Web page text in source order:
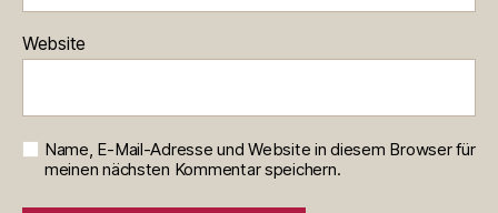
Website
Name, E-Mail-Adresse und Website in diesem Browser für
meinen nächsten Kommentar speichern.